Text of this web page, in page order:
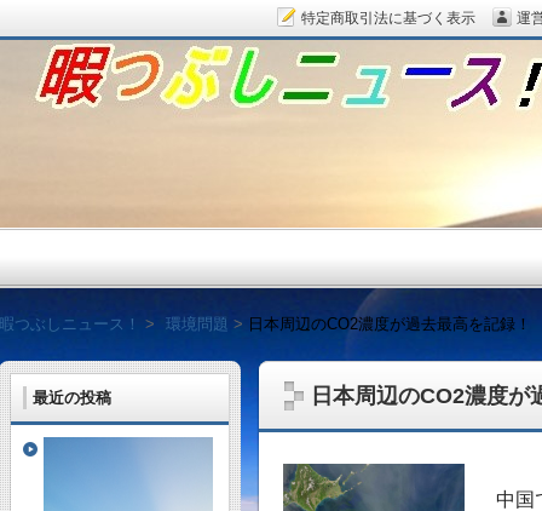
日本周辺のCO2濃度が
中国
最近の投稿
暇つぶしニュース！ 環境問題 日本周辺のCO2濃度が過去最高を記録！
暇つぶしニュース！
毎日面白い話題をピッ
特定商取引法に基づく表示 運